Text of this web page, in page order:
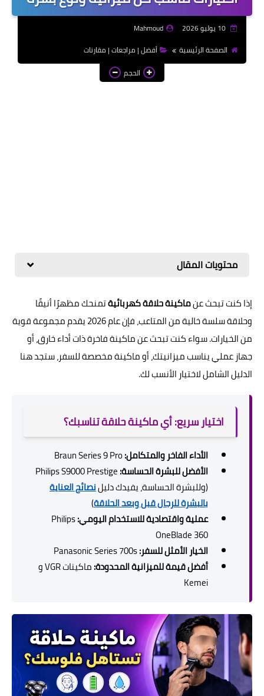
10 يوليو 2026
Mahmoud
الصفحة الرئيسية
أفضل | مراجعات | مقارنات
الحجم
محتويات المقال
إذا كنت تبحث عنماكينة حلاقة كهربائيةتمنحك مظهرًا أنيقًا
وحلاقة سلسة خالية من المتاعب، فإن عام 2026 يقدم مجموعة قوية
من الخيارات. سواء كنت تبحث عن ماكينة فاخرة ذات أداء خارق، أو
جهاز عملي يناسب ميزانيتك، أو ماكينة مخصصة للسفر، ستجد هنا
الدليل الشامل لاختيار الأنسب لك.
اختيار سريع: أي ماكينة حلاقة تناسبك؟
الأداء الفاخر والمتكامل:
الأفضل للبشرة الحساسة:Philips S9000 Prestige
(وللبشرة الحساسة، يفيدك دليلنصائح العناية
بالبشرة للرجال قبل وبعد الحلاقة)
عملية واقتصادية للاستخدام اليومي:Philips
OneBlade 360
الخيار الأمثل للسفر:
أفضل قيمة للميزانية المحدودة:
ماكينات VGR و
Kemei